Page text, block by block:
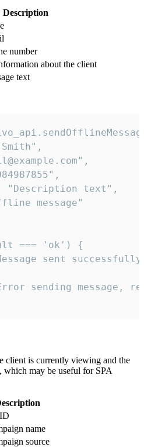
Description
number
about the client
text
"Description text",
message"
=== 'ok') {
sent
sending message,
client is currently viewing and the
which may be useful for SPA
name
source